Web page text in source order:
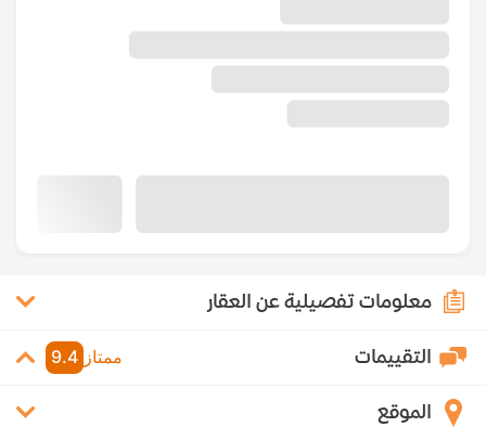
معلومات تفصيلية عن العقار
التقييمات ممتاز 9.4
الموقع